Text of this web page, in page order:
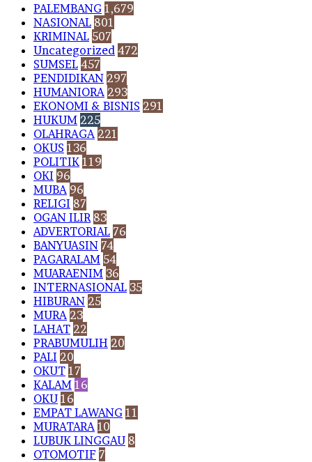
PALEMBANG 1,679
NASIONAL 801
KRIMINAL 507
Uncategorized 472
SUMSEL 457
PENDIDIKAN 297
HUMANIORA 293
EKONOMI & BISNIS 291
HUKUM 225
OLAHRAGA 221
OKUS 136
POLITIK 119
OKI 96
MUBA 96
RELIGI 87
OGAN ILIR 83
ADVERTORIAL 76
BANYUASIN 74
PAGARALAM 54
MUARAENIM 36
INTERNASIONAL 35
HIBURAN 25
MURA 23
LAHAT 22
PRABUMULIH 20
PALI 20
OKUT 17
KALAM 16
OKU 16
EMPAT LAWANG 11
MURATARA 10
LUBUK LINGGAU 8
OTOMOTIF 7